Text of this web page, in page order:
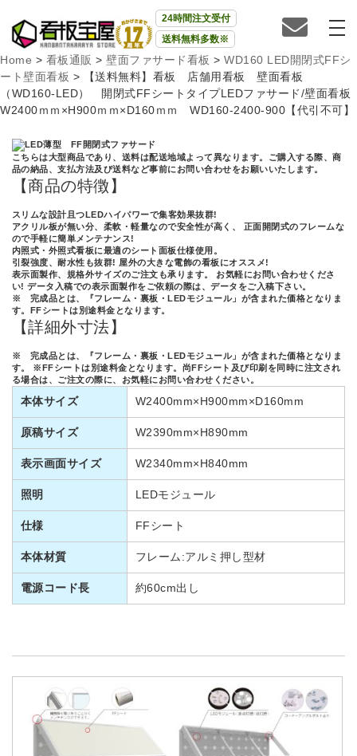
24時間注文受付
送料無料多数※
Home > 看板通販 > 壁面ファサード看板 > WD160 LED開閉式FFシ
ート壁面看板 >
【送料無料】看板 店舗用看板 壁面看板
（WD160-LED） 開閉式FFシートタイプLEDファサード/壁面看板
W2400ｍｍ×H900ｍｍ×D160ｍｍ WD160-2400-900【代引不可】
こちらは大型商品であり、送料は配送地域よって異なります。ご購入する際、商
品の納品、支払方法及び送料など事前にお問い合わせをお願いいたします。
【商品の特徴】
スリムな設計且つLEDハイパワーで集客効果抜群!
アクリル板が無い分、柔軟・軽量なので安全性が高く、 正面開閉式のフレームな
ので手軽に簡単メンテナンス!
内照式・外照式看板に最適のシート面板仕様使用。
引裂強度、耐水性も抜群! 屋外の大きな電飾の看板にオススメ!
表示面製作、規格外サイズのご注文も承ります。 お気軽にお問い合わせくださ
い! データ入稿での表示面製作をご依頼の際は、データをご入稿下さい。
※ 完成品とは、『フレーム・裏板・LEDモジュール」が含まれた価格となりま
す。FFシートは別途料金となります。
【詳細外寸法】
※ 完成品とは、『フレーム・裏板・LEDモジュール」が含まれた価格となりま
す。 ※FFシートは別途料金となります。尚FFシート及び印刷を同時に注文され
る場合は、ご注文の際に、お気軽にお問い合わせください。
本体サイズ W2400mm×H900mm×D160mm
原稿サイズ W2390mm×H890mm
表示画面サイズ W2340mm×H840mm
照明 LEDモジュール
仕様 FFシート
本体材質 フレーム:アルミ押し型材
電源コード長 約60cm出し